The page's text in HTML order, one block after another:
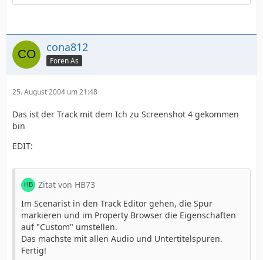
cona812
Foren As
25. August 2004 um 21:48
Das ist der Track mit dem Ich zu Screenshot 4 gekommen
bin
EDIT:
Zitat von HB73
Im Scenarist in den Track Editor gehen, die Spur
markieren und im Property Browser die Eigenschaften
auf "Custom" umstellen.
Das machste mit allen Audio und Untertitelspuren.
Fertig!